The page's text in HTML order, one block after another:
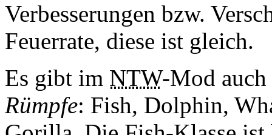
Verbesserungen bzw.
Feuerrate, diese ist gleich.
Es gibt im NTW-Mod auch
Rümpfe: Fish, Dolphin,